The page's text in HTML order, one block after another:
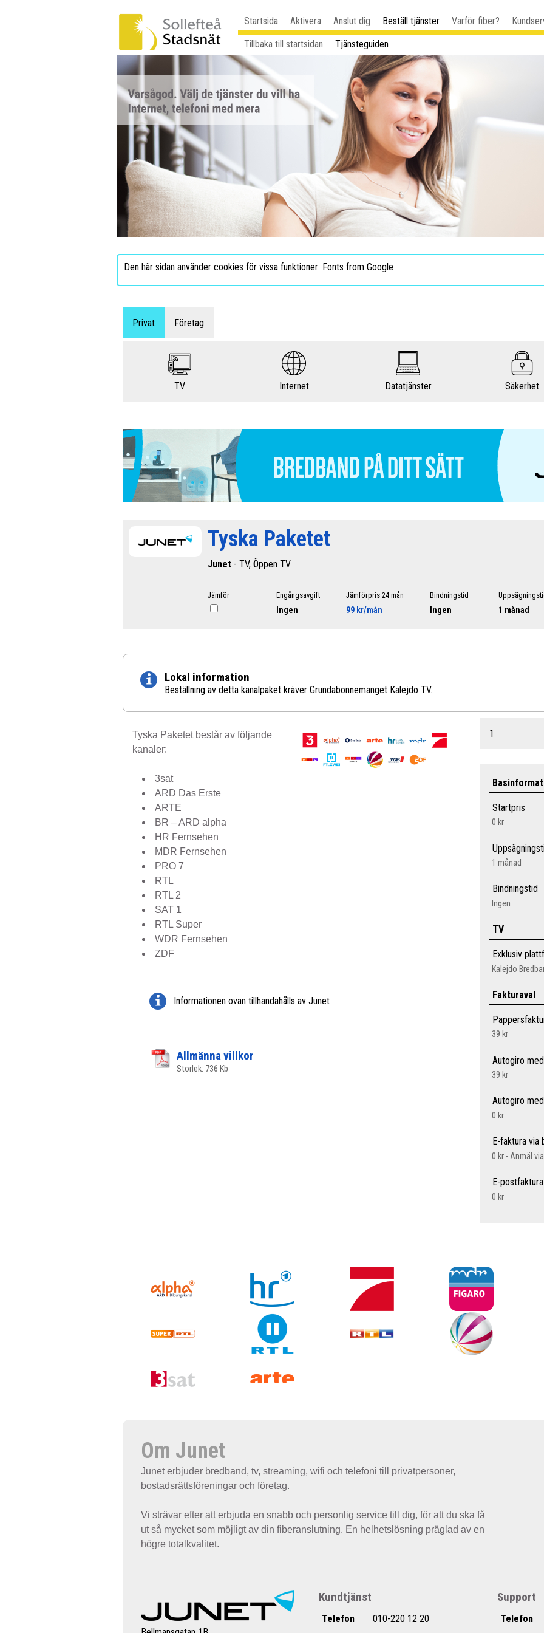
Startsida Aktivera Anslut dig Beställ tjänster Varför fiber?
Tillbaka till startsidan
Tjänsteguiden
Den här sidan använder cookies för vissa funktioner: Fonts from Google
Privat Företag
TV Internet Datatjänster Säkerhet
Tyska Paketet
Junet - TV, Öppen TV
Jämför Engångsavgift
Ingen
Jämförpris 24 mån
99 kr/mån
Bindningstid
Ingen 1 månad
Lokal information
Beställning av detta kanalpaket kräver Grundabonnemanget Kalejdo TV.
Tyska Paketet består av följande
kanaler:
3sat
ARD Das Erste
ARTE
BR – ARD alpha
HR Fernsehen
MDR Fernsehen
PRO 7
RTL
RTL 2
SAT 1
RTL Super
WDR Fernsehen
ZDF
Informationen ovan tillhandahålls av Junet
Allmänna villkor
Storlek: 736 Kb
1
Startpris
0 kr
1 månad
Bindningstid
Ingen
TV
Exklusiv
Kalejdo
Fakturaval
39 kr
Autogiro
39 kr
Autogiro
0 kr
E-faktura via
0 kr - Anmäl
E-postfaktura
0 kr
Om Junet
Junet erbjuder bredband, tv, streaming, wifi och telefoni till privatpersoner,
bostadsrättsföreningar och företag.
Vi strävar efter att erbjuda en snabb och personlig service till dig, för att du ska få
ut så mycket som möjligt av din fiberanslutning. En helhetslösning präglad av en
högre totalkvalitet.
Kundtjänst
Telefon 010-220 12 20
Support
Telefon